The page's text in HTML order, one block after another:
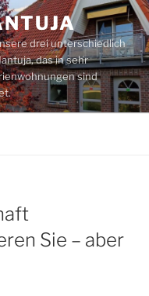
drei unterschiedlich
das in sehr
sind
Sie – aber